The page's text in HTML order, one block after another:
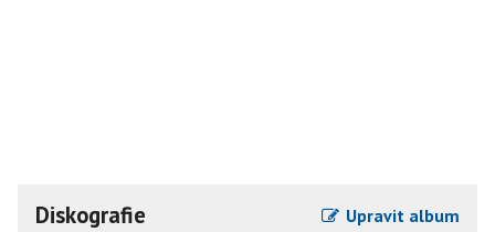
Diskografie Upravit album